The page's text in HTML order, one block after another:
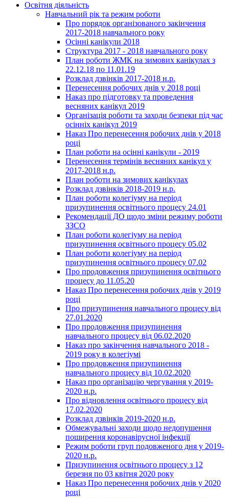
Освітня діяльність
Навчальний рік та режим роботи
Про порядок організованого закінчення
2017-2018 навчального року
Осінні канікули 2018
Структура 2017 - 2018 навчального року
План роботи ЖМК на зимових канікулах з
22.12.18 по 11.01.19
Розклад дзвінків 2017-2018 н.р.
Перенесення робочих днів у 2018 році
Наказ про підготовку та проведення
весняних канікул 2019
Організація роботи та заходи безпеки під час
осінніх канікул 2019
Наказ Про перенесення робочих днів у 2018
році
План роботи на осінні канікули - 2019
Перенесення термінів весняних канікул у
2017-2018 н.р.
План роботи на зимових канікулах
Розклад дзвінків 2018-2019 н.р.
План роботи колегіуму на період
призупинення освітнього процесу 24.01
Рекомендації ДО щодо зміни режиму роботи
ЗЗСО
План роботи колегіуму на період
призупинення освітнього процесу 05.02
План роботи колегіуму на період
призупинення освітнього процесу 07.02
Про продовження призупинення освітнього
процесу до 11.05.20
Наказ Про перенесення робочих днів у 2019
році
Про призупинення навчального процесу від
27.01.2020
Про продовження призупинення
навчального процесу від 06.02.2020
Наказ про закінчення навчального 2018 -
2019 року в колегіумі
Про продовження призупинення
навчального процесу від 10.02.2020
Наказ про організацію чергування у 2019-
2020 н.р.
Про відновлення освітнього процесу від
17.02.2020
Розклад дзвінків 2019-2020 н.р.
Обмежувальні заходи щодо недопушення
поширення коронавірусної інфекції
Режим роботи груп подовженого дня у 2019-
2020 н.р.
Призупинення освітнього процесу з 12
березня по 03 квітня 2020 року
Наказ Про перенесення робочих днів у 2020
році